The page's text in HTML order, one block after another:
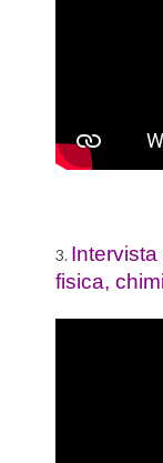
3.
fisica,